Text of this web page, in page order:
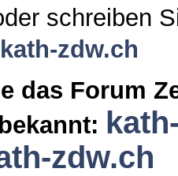
schreiben
zdw.ch
das Forum
zdw.ch